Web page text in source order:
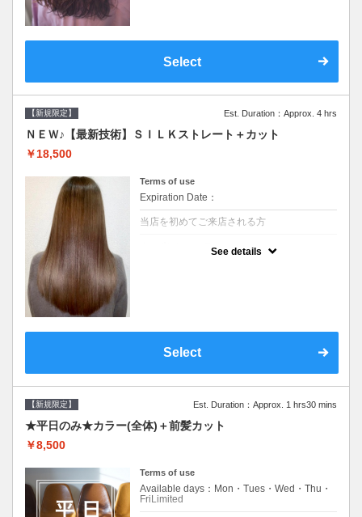
Select
【新規限定】 Est. Duration：Approx. 4 hrs
ＮＥＷ♪【最新技術】ＳＩＬＫストレート＋カット
￥18,500
Terms of use
Expiration Date：
当店を初めてご来店される方
See details
Select
【新規限定】 Est. Duration：Approx. 1 hrs30 mins
★平日のみ★カラー(全体)＋前髪カット
￥8,500
Terms of use
Available days：Mon・Tues・Wed・Thu・
FriLimited